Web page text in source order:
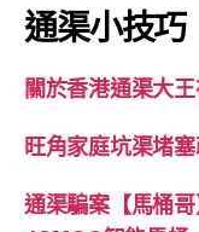
通渠小技巧
關於香港通渠大
旺角家庭坑渠堵
通渠騙案【馬桶